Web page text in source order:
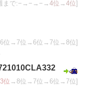
まで:−→−→−→ 4位 → 4位]
位→7位→6位→7位→8位]
3位 →8位→7位→6位→7位]